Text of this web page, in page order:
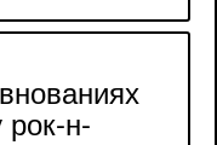
рок-н-